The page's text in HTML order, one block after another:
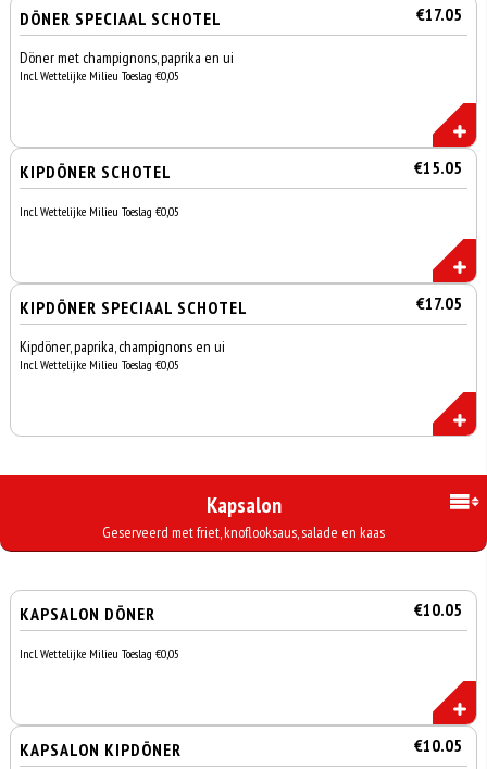
DÖNER SPECIAAL SCHOTEL €17.05
Döner met champignons, paprika en ui
Incl. Wettelijke Milieu Toeslag €0,05
KIPDÖNER SCHOTEL €15.05
Incl. Wettelijke Milieu Toeslag €0,05
KIPDÖNER SPECIAAL SCHOTEL €17.05
Kipdöner, paprika, champignons en ui
Incl. Wettelijke Milieu Toeslag €0,05
Kapsalon
Geserveerd met friet, knoflooksaus, salade en kaas
KAPSALON DÖNER €10.05
Incl. Wettelijke Milieu Toeslag €0,05
KAPSALON KIPDÖNER €10.05